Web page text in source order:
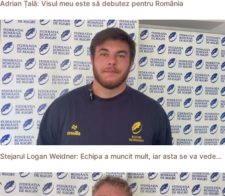
Adrian Țală: Visul meu este să debutez pentru România
Stejarul Logan Weidner: Echipa a muncit mult, iar asta se va vedea în meciurile de la Nations Cup